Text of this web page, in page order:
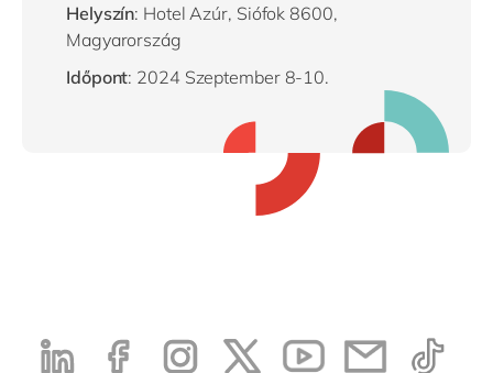
Helyszín: Hotel Azúr, Siófok 8600,
Magyarország
Időpont: 2024 Szeptember 8-10.